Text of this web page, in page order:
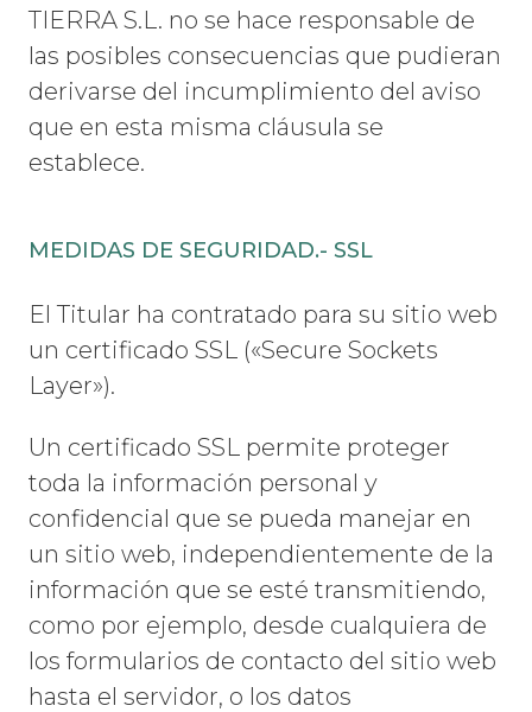
TIERRA S.L. no se hace responsable de
las posibles consecuencias que pudieran
derivarse del incumplimiento del aviso
que en esta misma cláusula se
establece.
MEDIDAS DE SEGURIDAD.- SSL
El Titular ha contratado para su sitio web
un certificado SSL («Secure Sockets
Layer»).
Un certificado SSL permite proteger
toda la información personal y
confidencial que se pueda manejar en
un sitio web, independientemente de la
información que se esté transmitiendo,
como por ejemplo, desde cualquiera de
los formularios de contacto del sitio web
hasta el servidor, o los datos